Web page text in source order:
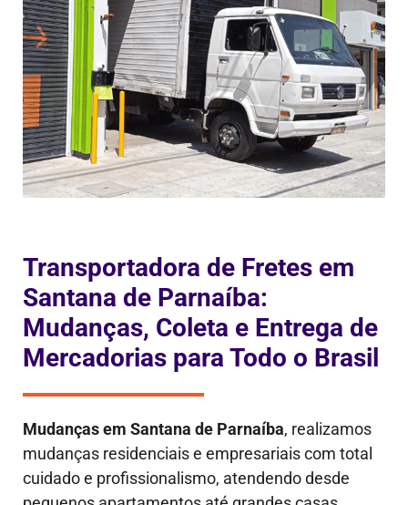
Transportadora de Fretes em
Santana de Parnaíba:
Mudanças, Coleta e Entrega de
Mercadorias para Todo o Brasil
Mudanças em Santana de Parnaíba, realizamos
mudanças residenciais e empresariais com total
cuidado e profissionalismo, atendendo desde